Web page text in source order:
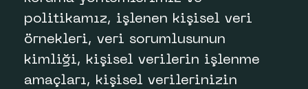
politikamız, işlenen kişisel veri
örnekleri, veri sorumlusunun
kimliği, kişisel verilerin işlenme
amaçları, kişisel verilerinizin